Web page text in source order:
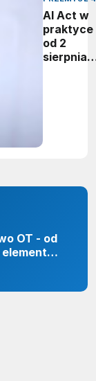
AI Act w
praktyce
od 2
sierpnia
OT - od